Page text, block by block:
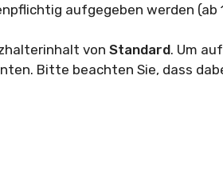
aufgegeben werden (ab
von Standard. Um
Bitte beachten Sie, dass